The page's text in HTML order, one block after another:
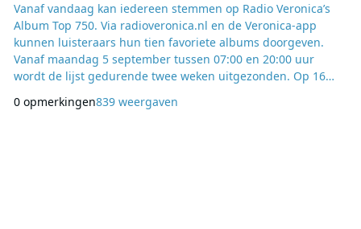
Vanaf vandaag kan iedereen stemmen op Radio Veronica’s
Album Top 750. Via radioveronica.nl en de Veronica-app
kunnen luisteraars hun tien favoriete albums doorgeven.
Vanaf maandag 5 september tussen 07:00 en 20:00 uur
wordt de lijst gedurende twee weken uitgezonden. Op 16
voor 16:00 uur de nummer 1 horen. Erik de Zwart, station
0 opmerkingen839 weergaven